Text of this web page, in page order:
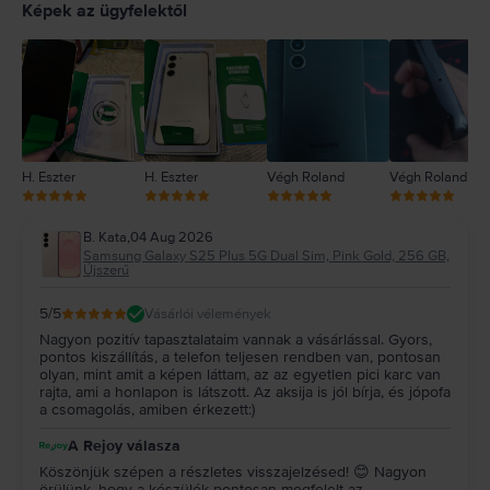
1
Képek az ügyfelektől
H. Eszter H. Eszter Végh Roland Végh Roland
B. Kata,04 Aug 2026
Samsung Galaxy S25 Plus 5G Dual Sim, Pink Gold, 256 GB,
Újszerű
5/5 Vásárlói vélemények
Nagyon pozitív tapasztalataim vannak a vásárlással. Gyors,
pontos kiszállítás, a telefon teljesen rendben van, pontosan
olyan, mint amit a képen láttam, az az egyetlen pici karc van
rajta, ami a honlapon is látszott. Az aksija is jól bírja, és jópofa
a csomagolás, amiben érkezett:)
A Rejoy válasza
Köszönjük szépen a részletes visszajelzésed! 😊 Nagyon